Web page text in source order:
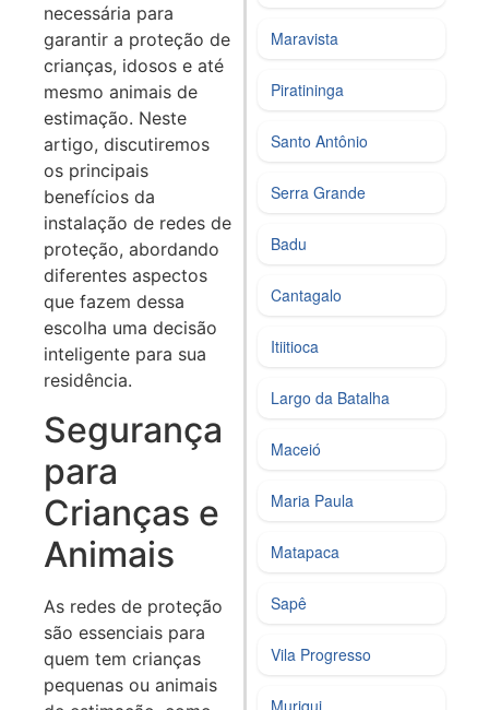
necessária para
garantir a proteção de
crianças, idosos e até
mesmo animais de
estimação. Neste
artigo, discutiremos
os principais
benefícios da
instalação de redes de
proteção, abordando
diferentes aspectos
que fazem dessa
escolha uma decisão
inteligente para sua
residência.
Segurança
para
Crianças e
Animais
As redes de proteção
são essenciais para
quem tem crianças
pequenas ou animais
Maravista
Piratininga
Santo Antônio
Serra Grande
Badu
Cantagalo
Itiitioca
Largo da Batalha
Maceió
Maria Paula
Matapaca
Sapê
Vila Progresso